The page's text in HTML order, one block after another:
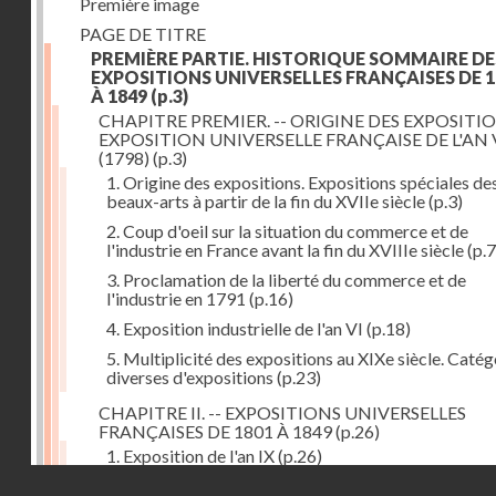
PAGE DE TITRE
PREMIÈRE PARTIE. HISTORIQUE SOMMAIRE
EXPOSITIONS UNIVERSELLES FRANÇAISES DE
À 1849 (p.3)
CHAPITRE PREMIER. -- ORIGINE DES
EXPOSITION UNIVERSELLE FRANÇAISE DE L'AN
(1798) (p.3)
1. Origine des expositions. Expositions spéciales
beaux-arts à partir de la fin du XVIIe siècle(p.3)
2. Coup d'oeil sur la situation du commerce et de
l'industrie en France avant la fin du XVIIIe siècle
3. Proclamation de la liberté du commerce et de
l'industrie en 1791 (p.16)
4. Exposition industrielle de l'an VI (p.18)
5. Multiplicité des expositions au XIXe siècle.
diverses d'expositions (p.23)
CHAPITRE II. -- EXPOSITIONS UNIVERSELLES
FRANÇAISES DE 1801 À 1849(p.26)
1. Exposition de l'an IX(p.26)